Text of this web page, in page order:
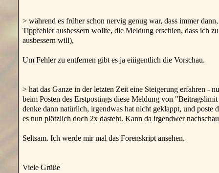
> während es früher schon nervig genug war, dass immer
Tippfehler ausbessern wollte, die Meldung erschien, dass ich
ausbessern will),
Um Fehler zu entfernen gibt es ja eiiigentlich die Vorschau.
> hat das Ganze in der letzten Zeit eine Steigerung erfahren -
beim Posten des Erstpostings diese Meldung von
denke dann natürlich, irgendwas hat nicht geklappt, und poste
es nun plötzlich doch 2x dasteht. Kann da irgendwer
Seltsam. Ich werde mir mal das Forenskript ansehen.
Viele Grüße